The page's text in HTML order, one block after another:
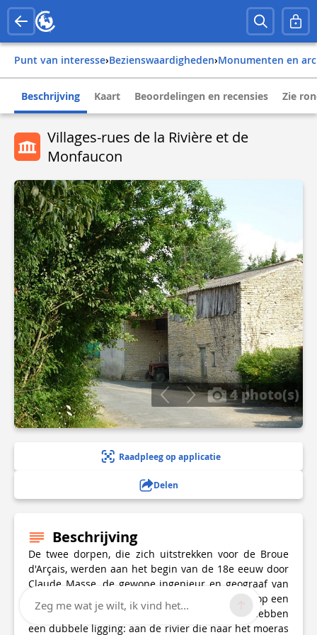
Punt van interesse› Bezienswaardigheden› Monumenten en
Beschrijving Kaart Beoordelingen en recensies Zie
Villages-rues de la Rivière et de
Monfaucon
4 photo(s)
Raadpleeg op applicatie
Delen
Beschrijving
De twee dorpen, die zich uitstrekken voor de Broue
d'Arçais, werden aan het begin van de 18e eeuw door
Claude Masse, de gewone ingenieur en geograaf van
de koning, beschreven als aanzienlijk, wat wijst op een
belangrijke handel op de rivier. Hun huizen hebben
een dubbele ligging: aan de rivier die naar het moeras
Zeg me wat je wilt, ik vind het...